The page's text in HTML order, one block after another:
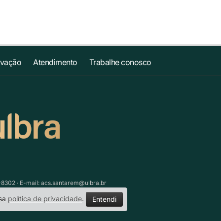
Atendimento Trabalhe conosco
· E-mail: acs.santarem@ulbra.br
política de privacidade. Entendi